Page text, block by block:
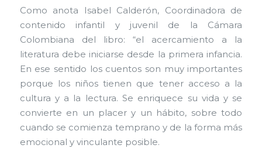
Como anota Isabel Calderón, Coordinadora de
contenido infantil y juvenil de la Cámara
Colombiana del libro: “el acercamiento a la
literatura debe iniciarse desde la primera infancia.
En ese sentido los cuentos son muy importantes
porque los niños tienen que tener acceso a la
cultura y a la lectura. Se enriquece su vida y se
convierte en un placer y un hábito, sobre todo
cuando se comienza temprano y de la forma más
emocional y vinculante posible.